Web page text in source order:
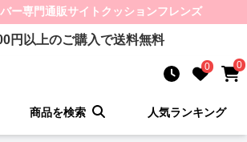
ー専門通販サイト クッションフレンズ
円以上のご購入で送料無料
0 0
商品を検索 人気ランキング